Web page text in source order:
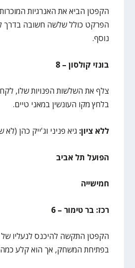
הקפטן הביא את האנרגיות
הפרקט כולל שלשה חשובה בדרך
נוסף.
בונזי קולסון – 8
צלף את השלשות הפנויות שלו, לקח
בלחץ מקו העונשין במאני טיים.
ללא ציון: גיא פניני וג'ייק כהן
הפועל תל אביב
חמישייה
רכז: בר טימור – 6
הקפטן התקשה להיכנס לנעליו של
בפתיחת המשחק, אך הוא קלע כמה